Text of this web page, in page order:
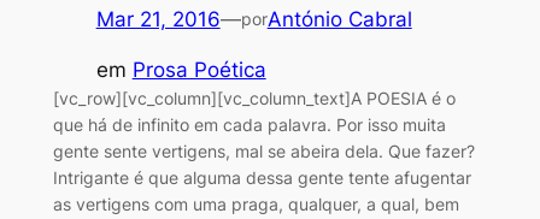
Mar 21, 2016—porAntónio Cabral
em Prosa Poética
[vc_row][vc_column][vc_column_text]A POESIA é o
que há de infinito em cada palavra. Por isso muita
gente sente vertigens, mal se abeira dela. Que fazer?
Intrigante é que alguma dessa gente tente afugentar
as vertigens com uma praga, qualquer, a qual, bem